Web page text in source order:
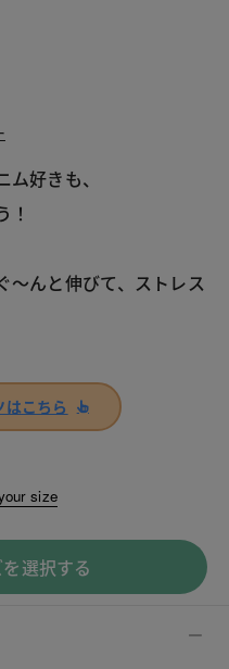
好きも、
！
～んと伸びて、ストレス
こちら
size
選択する